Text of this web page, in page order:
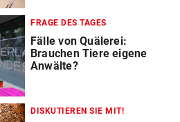
FRAGE DES TAGES
Fälle von Quälerei:
Brauchen Tiere eigene
Anwälte?
DISKUTIEREN SIE MIT!